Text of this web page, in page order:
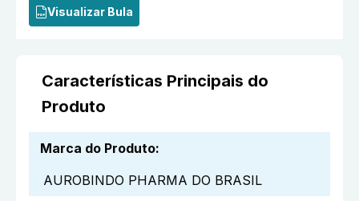
Visualizar Bula
Características Principais do
Produto
Marca do Produto:
AUROBINDO PHARMA DO BRASIL